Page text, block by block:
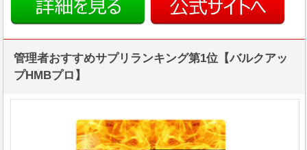
管理者おすすめサプリランキング第1位【バルクアッ
プHMBプロ】